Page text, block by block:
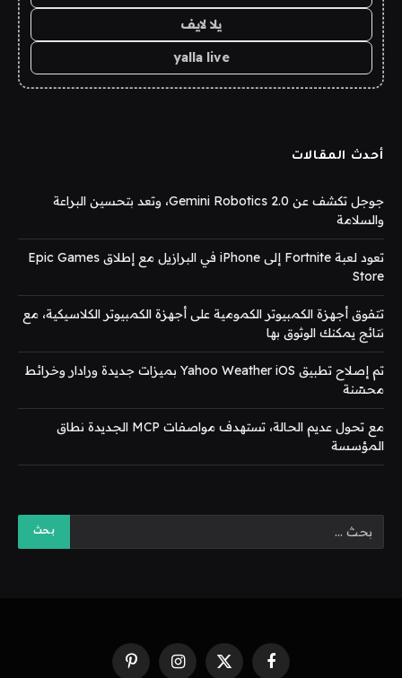
يلا لايف
yalla live
أحدث المقالات
جوجل تكشف عن Gemini Robotics 2.0، وتعد بتحسين البراعة
والسلامة
تعود لعبة Fortnite إلى iPhone في البرازيل مع إطلاق Epic Games
Store
تتفوق أجهزة الكمبيوتر الكمومية على أجهزة الكمبيوتر الكلاسيكية، مع
نتائج يمكنك الوثوق بها
تم إصلاح تطبيق Yahoo Weather iOS بميزات جديدة ورادار وخرائط
محسّنة
مع تحول عديم الحالة، تستهدف مواصفات MCP الجديدة نطاق
المؤسسة
فيسبوك X الانستغرامبينتيريست